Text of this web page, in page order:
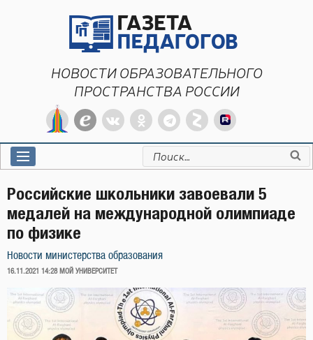
НОВОСТИ ОБРАЗОВАТЕЛЬНОГО
ПРОСТРАНСТВА РОССИИ
Искать:
Российские школьники завоевали 5
медалей на международной олимпиаде
по физике
Новости министерства образования
ОПУБЛИКОВАНО
16.11.2021 14:28 МОЙ УНИВЕРСИТЕТ